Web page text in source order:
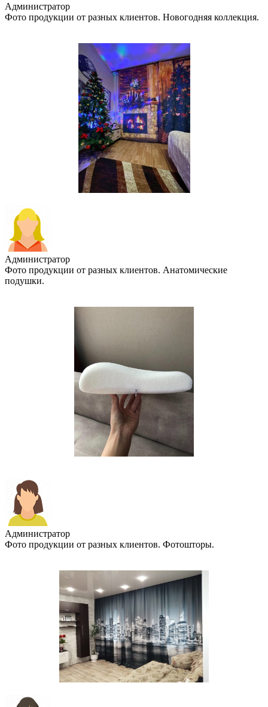
Администратор
Фото продукции от разных клиентов. Новогодняя коллекция.
Администратор
Фото продукции от разных клиентов. Анатомические
подушки.
Администратор
Фото продукции от разных клиентов. Фотошторы.